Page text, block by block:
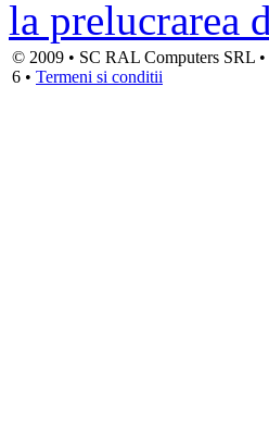
la prelucrarea
© 2009 • SC RAL Computers SRL
6 • Termeni si conditii